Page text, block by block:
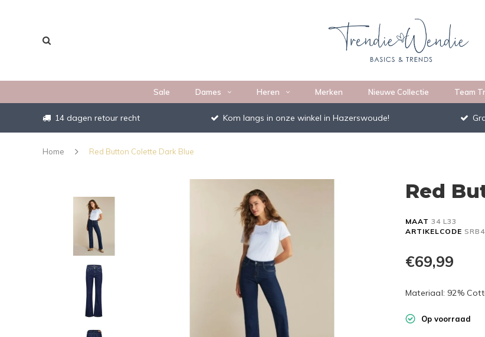
Sale Dames Heren Merken Nieuwe Collectie Team
14 dagen retour recht Kom langs in onze winkel in Hazerswoude!
Home Red Button Colette Dark Blue
Red
MAAT 34 L33
ARTIKELCODE
€69,99
Materiaal: 92%
Op voorraad